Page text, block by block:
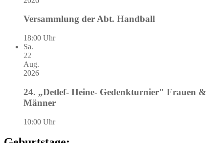
Versammlung der Abt. Handball
18:00 Uhr
Sa.
22
Aug.
2026
24. „Detlef- Heine- Gedenkturnier" Frauen &
Männer
10:00 Uhr